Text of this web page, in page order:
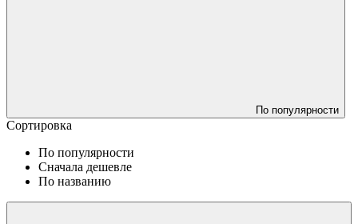
По популярности
Сортировка
По популярности
Сначала дешевле
По названию